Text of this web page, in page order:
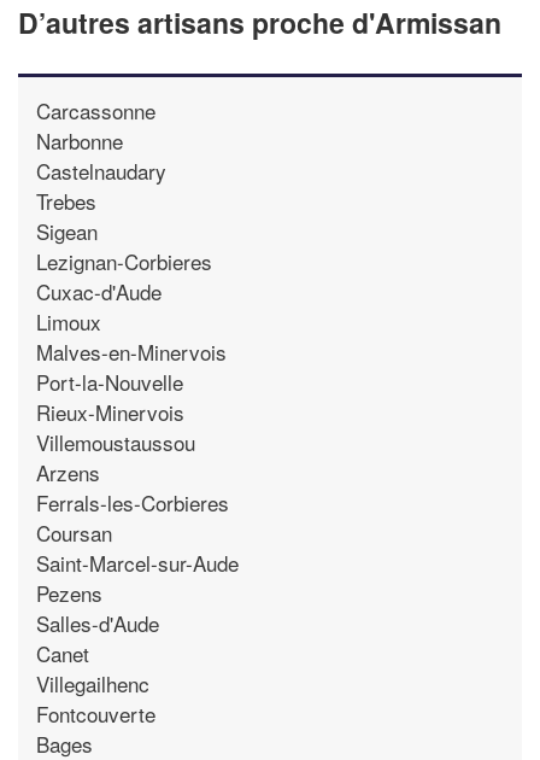
D’autres artisans proche d'Armissan
Carcassonne
Narbonne
Castelnaudary
Trebes
Sigean
Lezignan-Corbieres
Cuxac-d'Aude
Limoux
Malves-en-Minervois
Port-la-Nouvelle
Rieux-Minervois
Villemoustaussou
Arzens
Ferrals-les-Corbieres
Coursan
Saint-Marcel-sur-Aude
Pezens
Salles-d'Aude
Canet
Villegailhenc
Fontcouverte
Bages